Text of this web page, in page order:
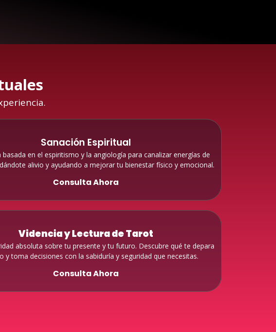
Sanación Espiritual
basada en el espiritismo y la angiología para canalizar energías de
alivio y ayudando a mejorar tu bienestar físico y emocional.
Consulta Ahora
Videncia y Lectura de Tarot
absoluta sobre tu presente y tu futuro. Descubre qué te depara
y toma decisiones con la sabiduría y seguridad que necesitas.
Consulta Ahora